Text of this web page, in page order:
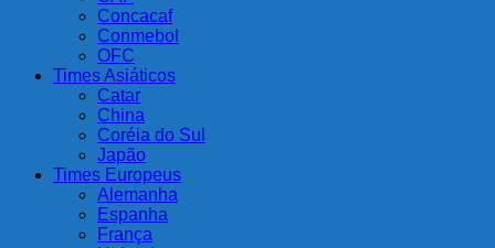
Concacaf
Conmebol
OFC
Times Asiáticos
Catar
China
Coréia do Sul
Japão
Times Europeus
Alemanha
Espanha
França